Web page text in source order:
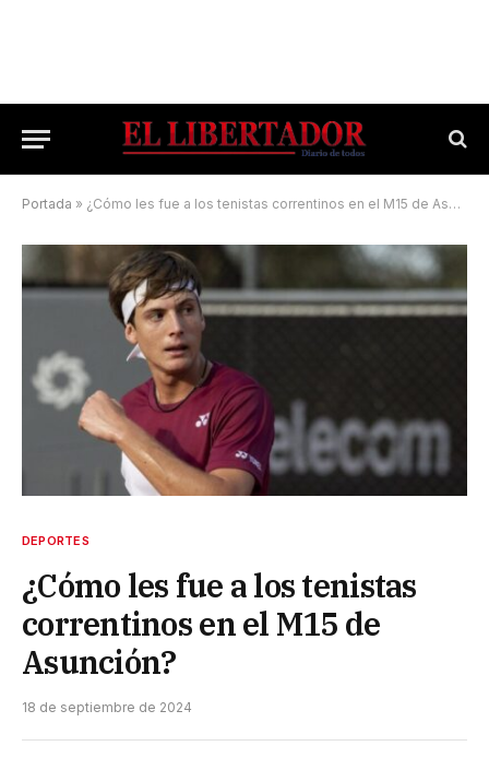
Portada » ¿Cómo les fue a los tenistas correntinos en el M15 de Asunción?
DEPORTES
¿Cómo les fue a los tenistas
correntinos en el M15 de
Asunción?
18 de septiembre de 2024